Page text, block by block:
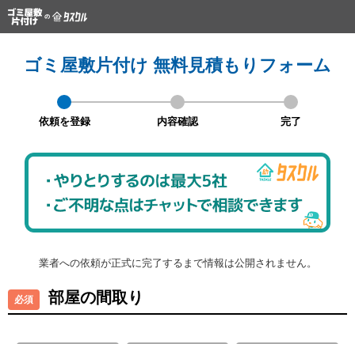
ゴミ屋敷片付け 無料見積もりフォーム
依頼を登録 内容確認 完了
業者への依頼が正式に完了するまで情報は公開されません。
部屋の間取り